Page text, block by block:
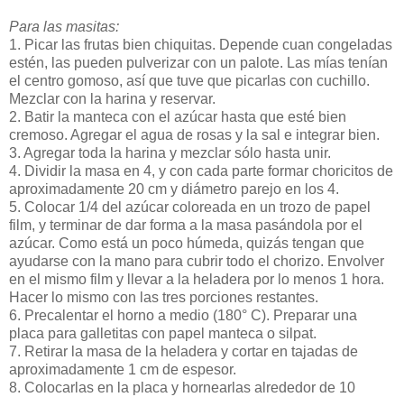
Para las masitas:
1. Picar las frutas bien chiquitas. Depende cuan congeladas
estén, las pueden pulverizar con un palote. Las mías tenían
el centro gomoso, así que tuve que picarlas con cuchillo.
Mezclar con la harina y reservar.
2. Batir la manteca con el azúcar hasta que esté bien
cremoso. Agregar el agua de rosas y la sal e integrar bien.
3. Agregar toda la harina y mezclar sólo hasta unir.
4. Dividir la masa en 4, y con cada parte formar choricitos de
aproximadamente 20 cm y diámetro parejo en los 4.
5. Colocar 1/4 del azúcar coloreada en un trozo de papel
film, y terminar de dar forma a la masa pasándola por el
azúcar. Como está un poco húmeda, quizás tengan que
ayudarse con la mano para cubrir todo el chorizo. Envolver
en el mismo film y llevar a la heladera por lo menos 1 hora.
Hacer lo mismo con las tres porciones restantes.
6. Precalentar el horno a medio (180° C). Preparar una
placa para galletitas con papel manteca o silpat.
7. Retirar la masa de la heladera y cortar en tajadas de
aproximadamente 1 cm de espesor.
8. Colocarlas en la placa y hornearlas alrededor de 10